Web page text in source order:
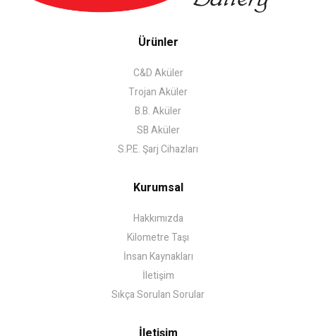
Ürünler
C&D Aküler
Trojan Aküler
B.B. Aküler
SB Aküler
S.P.E. Şarj Cihazları
Kurumsal
Hakkımızda
Kilometre Taşı
İnsan Kaynakları
İletişim
Sıkça Sorulan Sorular